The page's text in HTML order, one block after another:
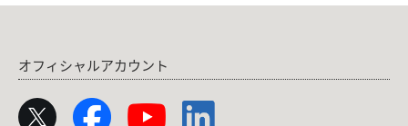
オフィシャルアカウント